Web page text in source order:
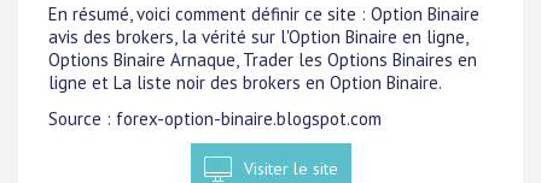
En résumé, voici comment définir ce site : Option Binaire
avis des brokers, la vérité sur l'Option Binaire en ligne,
Options Binaire Arnaque, Trader les Options Binaires en
ligne et La liste noir des brokers en Option Binaire.
Source : forex-option-binaire.blogspot.com
Visiter le site